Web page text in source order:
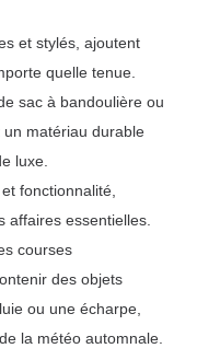
et stylés, ajoutent
quelle tenue.
sac à bandoulière ou
matériau durable
luxe.
fonctionnalité,
affaires essentielles.
courses
des objets
ou une écharpe,
la météo automnale.